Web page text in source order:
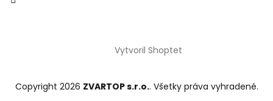
Vytvoril Shoptet
Copyright 2026 ZVARTOP s.r.o.. Všetky práva vyhradené.